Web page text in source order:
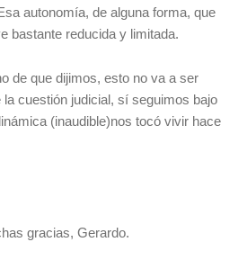
autonomía, de alguna forma, que
bastante reducida y limitada.
de que dijimos, esto no va a ser
la cuestión judicial, sí seguimos bajo
(inaudible)nos tocó vivir hace
gracias, Gerardo.